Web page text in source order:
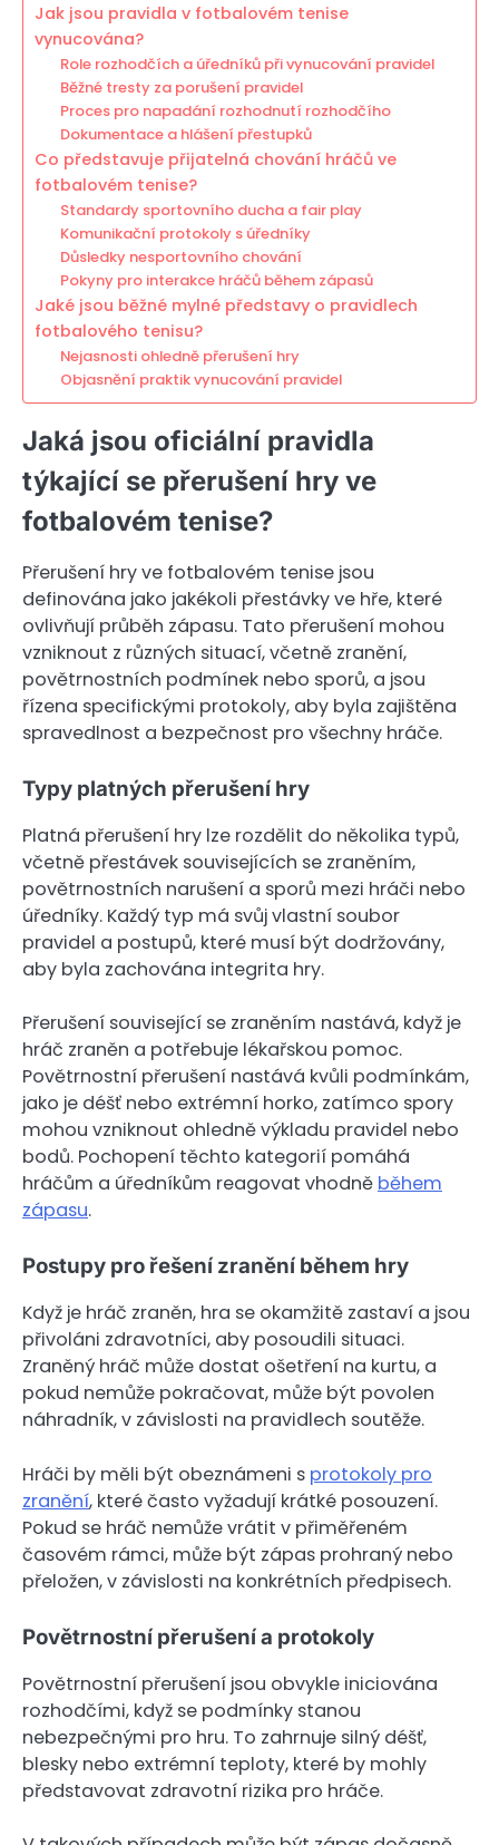
Jak jsou pravidla v fotbalovém tenise
vynucována?
Role rozhodčích a úředníků při vynucování pravidel
Běžné tresty za porušení pravidel
Proces pro napadání rozhodnutí rozhodčího
Dokumentace a hlášení přestupků
Co představuje přijatelná chování hráčů ve
fotbalovém tenise?
Standardy sportovního ducha a fair play
Komunikační protokoly s úředníky
Důsledky nesportovního chování
Pokyny pro interakce hráčů během zápasů
Jaké jsou běžné mylné představy o pravidlech
fotbalového tenisu?
Nejasnosti ohledně přerušení hry
Objasnění praktik vynucování pravidel
Jaká jsou oficiální pravidla
týkající se přerušení hry ve
fotbalovém tenise?
Přerušení hry ve fotbalovém tenise jsou
definována jako jakékoli přestávky ve hře, které
ovlivňují průběh zápasu. Tato přerušení mohou
vzniknout z různých situací, včetně zranění,
povětrnostních podmínek nebo sporů, a jsou
řízena specifickými protokoly, aby byla zajištěna
spravedlnost a bezpečnost pro všechny hráče.
Typy platných přerušení hry
Platná přerušení hry lze rozdělit do několika typů,
včetně přestávek souvisejících se zraněním,
povětrnostních narušení a sporů mezi hráči nebo
úředníky. Každý typ má svůj vlastní soubor
pravidel a postupů, které musí být dodržovány,
aby byla zachována integrita hry.
Přerušení související se zraněním nastává, když je
hráč zraněn a potřebuje lékařskou pomoc.
Povětrnostní přerušení nastává kvůli podmínkám,
jako je déšť nebo extrémní horko, zatímco spory
mohou vzniknout ohledně výkladu pravidel nebo
bodů. Pochopení těchto kategorií pomáhá
hráčům a úředníkům reagovat vhodně během
zápasu.
Postupy pro řešení zranění během hry
Když je hráč zraněn, hra se okamžitě zastaví a jsou
přivoláni zdravotníci, aby posoudili situaci.
Zraněný hráč může dostat ošetření na kurtu, a
pokud nemůže pokračovat, může být povolen
náhradník, v závislosti na pravidlech soutěže.
Hráči by měli být obeznámeni s protokoly pro
zranění, které často vyžadují krátké posouzení.
Pokud se hráč nemůže vrátit v přiměřeném
časovém rámci, může být zápas prohraný nebo
přeložen, v závislosti na konkrétních předpisech.
Povětrnostní přerušení a protokoly
Povětrnostní přerušení jsou obvykle iniciována
rozhodčími, když se podmínky stanou
nebezpečnými pro hru. To zahrnuje silný déšť,
blesky nebo extrémní teploty, které by mohly
představovat zdravotní rizika pro hráče.